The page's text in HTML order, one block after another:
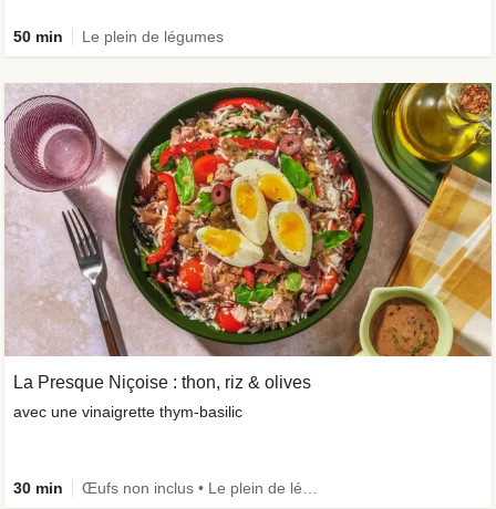
50 min Le plein de légumes
La Presque Niçoise : thon, riz & olives
avec une vinaigrette thym-basilic
30 min